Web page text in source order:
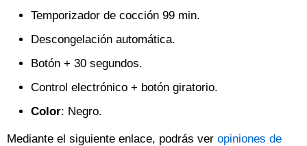
Temporizador de cocción 99 min.
Descongelación automática.
Botón + 30 segundos.
Control electrónico + botón giratorio.
Color: Negro.
Mediante el siguiente enlace, podrás ver opiniones de